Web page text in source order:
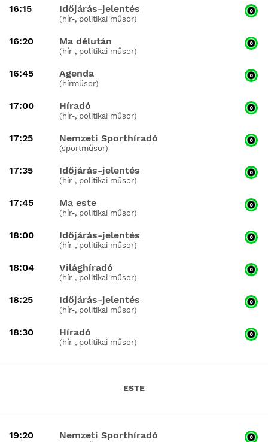
16:15 Időjárás-jelentés
(hír-, politikai műsor)
16:20 Ma délután
(hír-, politikai műsor)
16:45 Agenda
(hírműsor)
17:00 Híradó
(hír-, politikai műsor)
17:25 Nemzeti Sporthíradó
(sportműsor)
17:35 Időjárás-jelentés
(hír-, politikai műsor)
17:45 Ma este
(hír-, politikai műsor)
18:00 Időjárás-jelentés
(hír-, politikai műsor)
18:04 Világhíradó
(hír-, politikai műsor)
18:25 Időjárás-jelentés
(hír-, politikai műsor)
18:30 Híradó
(hír-, politikai műsor)
ESTE
19:20 Nemzeti Sporthíradó